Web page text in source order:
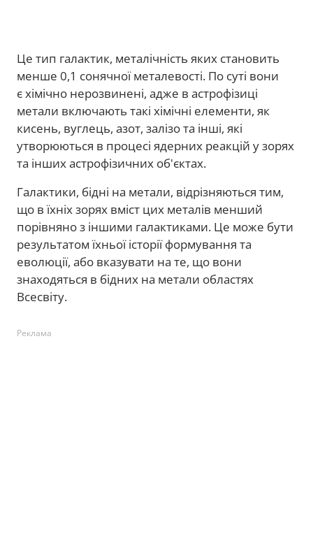
Це тип галактик, металічність яких становить
менше 0,1 сонячної металевості. По суті вони
є хімічно нерозвинені, адже в астрофізиці
метали включають такі хімічні елементи, як
кисень, вуглець, азот, залізо та інші, які
утворюються в процесі ядерних реакцій у зорях
та інших астрофізичних об'єктах.
Галактики, бідні на метали, відрізняються тим,
що в їхніх зорях вміст цих металів менший
порівняно з іншими галактиками. Це може бути
результатом їхньої історії формування та
еволюції, або вказувати на те, що вони
знаходяться в бідних на метали областях
Всесвіту.
Реклама